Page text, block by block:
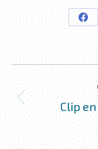
NAVIGATION
DE
COMMENTAIRE
Clip